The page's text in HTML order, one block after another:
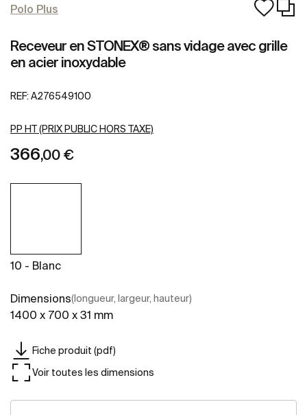
Polo Plus
Receveur en STONEX® sans vidage avec grille
en acier inoxydable
REF: A276549100
PP HT (PRIX PUBLIC HORS TAXE)
366,00 €
10 - Blanc
Dimensions(longueur, largeur, hauteur)
1400 x 700 x 31 mm
Fiche produit (pdf)
Voir toutes les dimensions